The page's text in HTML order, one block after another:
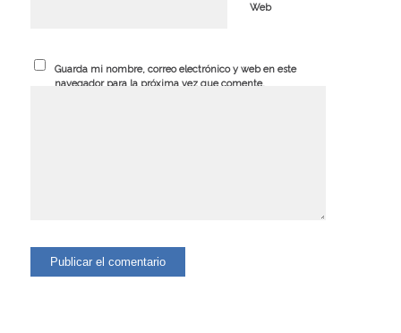
Web
Guarda mi nombre, correo electrónico y web en este
navegador para la próxima vez que comente.